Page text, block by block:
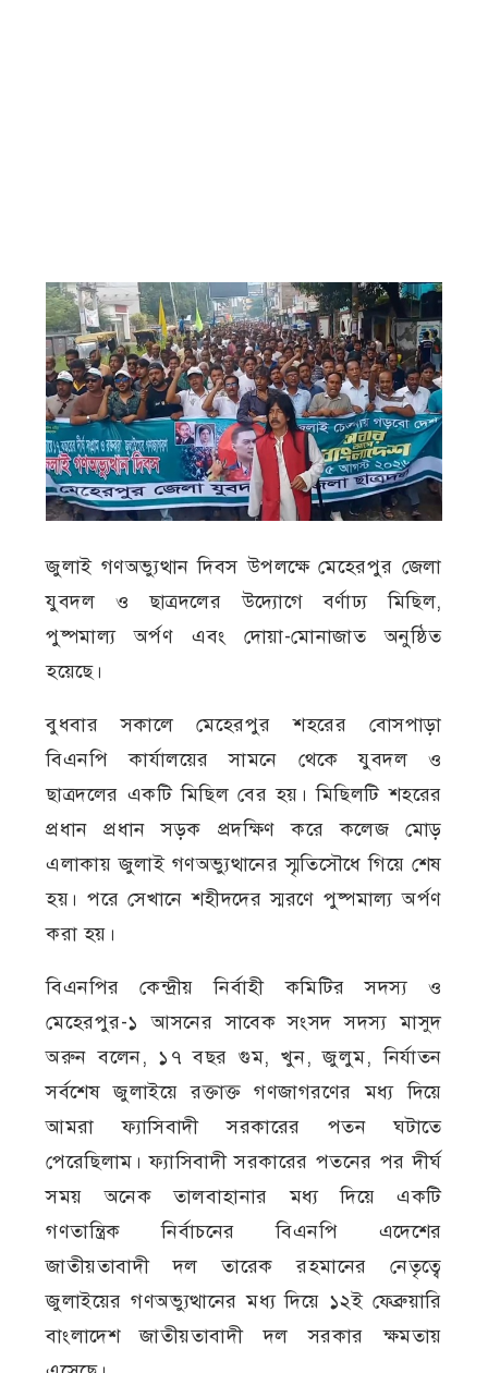
জুলাই গণঅভ্যুত্থান দিবস উপলক্ষে মেহেরপুর জেলা
যুবদল ও ছাত্রদলের উদ্যোগে বর্ণাঢ্য মিছিল,
পুষ্পমাল্য অর্পণ এবং দোয়া-মোনাজাত অনুষ্ঠিত
হয়েছে।
বুধবার সকালে মেহেরপুর শহরের বোসপাড়া
বিএনপি কার্যালয়ের সামনে থেকে যুবদল ও
ছাত্রদলের একটি মিছিল বের হয়। মিছিলটি শহরের
প্রধান প্রধান সড়ক প্রদক্ষিণ করে কলেজ মোড়
এলাকায় জুলাই গণঅভ্যুত্থানের স্মৃতিসৌধে গিয়ে শেষ
হয়। পরে সেখানে শহীদদের স্মরণে পুষ্পমাল্য অর্পণ
করা হয়।
বিএনপির কেন্দ্রীয় নির্বাহী কমিটির সদস্য ও
মেহেরপুর-১ আসনের সাবেক সংসদ সদস্য মাসুদ
অরুন বলেন, ১৭ বছর গুম, খুন, জুলুম, নির্যাতন
সর্বশেষ জুলাইয়ে রক্তাক্ত গণজাগরণের মধ্য দিয়ে
আমরা ফ্যাসিবাদী সরকারের পতন ঘটাতে
পেরেছিলাম। ফ্যাসিবাদী সরকারের পতনের পর দীর্ঘ
সময় অনেক তালবাহানার মধ্য দিয়ে একটি
গণতান্ত্রিক নির্বাচনের বিএনপি এদেশের
জাতীয়তাবাদী দল তারেক রহমানের নেতৃত্বে
জুলাইয়ের গণঅভ্যুত্থানের মধ্য দিয়ে ১২ই ফেব্রুয়ারি
বাংলাদেশ জাতীয়তাবাদী দল সরকার ক্ষমতায়